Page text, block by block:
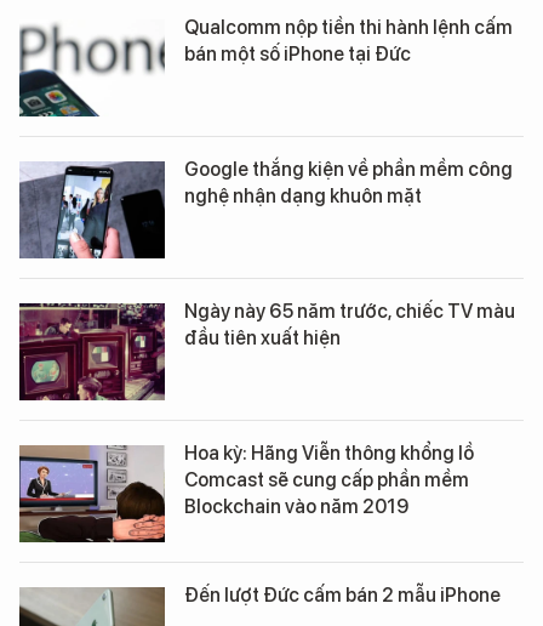
Qualcomm nộp tiền thi hành lệnh cấm
bán một số iPhone tại Đức
Google thắng kiện về phần mềm công
nghệ nhận dạng khuôn mặt
Ngày này 65 năm trước, chiếc TV màu
đầu tiên xuất hiện
Hoa kỳ: Hãng Viễn thông khổng lồ
Comcast sẽ cung cấp phần mềm
Blockchain vào năm 2019
Đến lượt Đức cấm bán 2 mẫu iPhone